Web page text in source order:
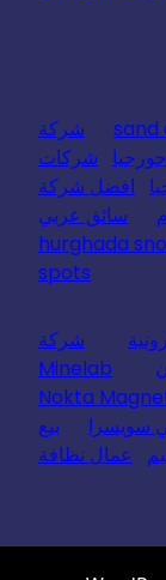
sand
شركة
شركات
افضل شركة
سائق عربي
hurghada
spots
شركة
Minelab
Nokta
سويسرا
بيع
عمال نظافة